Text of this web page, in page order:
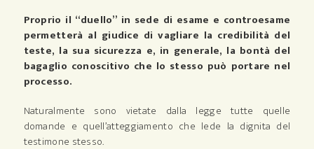
Proprio il “duello” in sede di esame e controesame
permetterà al giudice di vagliare la credibilità del
teste, la sua sicurezza e, in generale, la bontà del
bagaglio conoscitivo che lo stesso può portare nel
processo.
Naturalmente sono vietate dalla legge tutte quelle
domande e quell’atteggiamento che lede la dignita del
testimone stesso.